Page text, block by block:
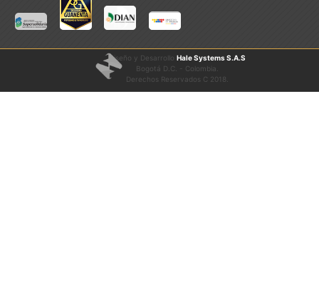
Diseño y Desarrollo Hale Systems S.A.S
Bogotá D.C. - Colombia.
Derechos Reservados C 2018.